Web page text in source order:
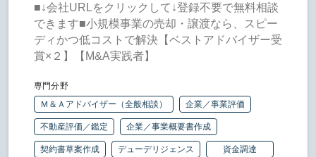
■↓会社URLをクリックして↓登録不要で無料相談
できます■小規模事業の売却・譲渡なら、スピー
ディかつ低コストで解決【ベストアドバイザー受
賞×２】【M&A実践者】
専門分野
Ｍ＆Ａアドバイザー（全般相談）
企業／事業評価
不動産評価／鑑定 企業／事業概要書作成
契約書草案作成 デューデリジェンス 資金調達